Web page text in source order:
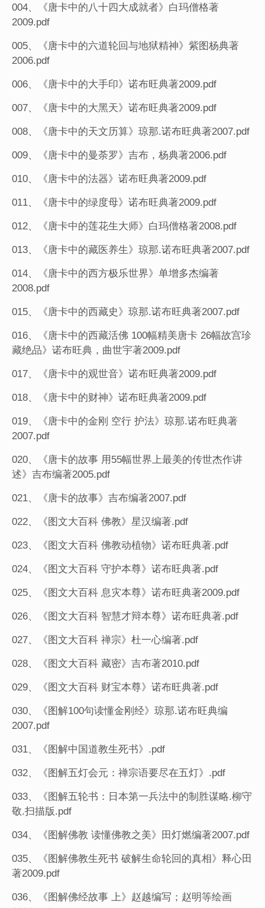
004、《唐卡中的八十四大成就者》白玛僧格著
2009.pdf
005、《唐卡中的六道轮回与地狱精神》紫图杨典著
2006.pdf
006、《唐卡中的大手印》诺布旺典著2009.pdf
007、《唐卡中的大黑天》诺布旺典著2009.pdf
008、《唐卡中的天文历算》琼那.诺布旺典著2007.pdf
009、《唐卡中的曼荼罗》吉布，杨典著2006.pdf
010、《唐卡中的法器》诺布旺典著2009.pdf
011、《唐卡中的绿度母》诺布旺典著2009.pdf
012、《唐卡中的莲花生大师》白玛僧格著2008.pdf
013、《唐卡中的藏医养生》琼那.诺布旺典著2007.pdf
014、《唐卡中的西方极乐世界》单增多杰编著
2008.pdf
015、《唐卡中的西藏史》琼那.诺布旺典著2007.pdf
016、《唐卡中的西藏活佛 100幅精美唐卡 26幅故宫珍
藏绝品》诺布旺典，曲世宇著2009.pdf
017、《唐卡中的观世音》诺布旺典著2009.pdf
018、《唐卡中的财神》诺布旺典著2009.pdf
019、《唐卡中的金刚 空行 护法》琼那.诺布旺典著
2007.pdf
020、《唐卡的故事 用55幅世界上最美的传世杰作讲
述》吉布编著2005.pdf
021、《唐卡的故事》吉布编著2007.pdf
022、《图文大百科 佛教》星汉编著.pdf
023、《图文大百科 佛教动植物》诺布旺典著.pdf
024、《图文大百科 守护本尊》诺布旺典著.pdf
025、《图文大百科 息灾本尊》诺布旺典著2009.pdf
026、《图文大百科 智慧才辩本尊》诺布旺典著.pdf
027、《图文大百科 禅宗》杜一心编著.pdf
028、《图文大百科 藏密》吉布著2010.pdf
029、《图文大百科 财宝本尊》诺布旺典著.pdf
030、《图解100句读懂金刚经》琼那.诺布旺典编
2007.pdf
031、《图解中国道教生死书》.pdf
032、《图解五灯会元：禅宗语要尽在五灯》.pdf
033、《图解五轮书：日本第一兵法中的制胜谋略.柳守
敬.扫描版.pdf
034、《图解佛教 读懂佛教之美》田灯燃编著2007.pdf
035、《图解佛教生死书 破解生命轮回的真相》释心田
著2009.pdf
036、《图解佛经故事 上》赵越编写；赵明等绘画